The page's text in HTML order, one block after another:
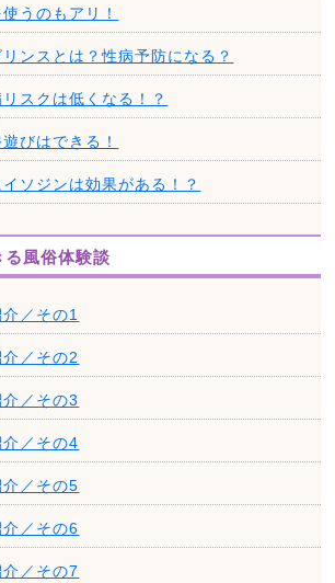
うのもアリ！
ンスとは？性病予防になる？
スクは低くなる！？
びはできる！
ソジンは効果がある！？
風俗体験談
／その1
／その2
／その3
／その4
／その5
／その6
／その7